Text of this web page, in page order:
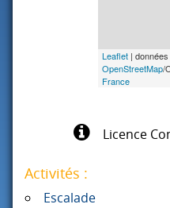
Leaflet |
OpenStreetMap/
France
Licence
Activités :
Escalade